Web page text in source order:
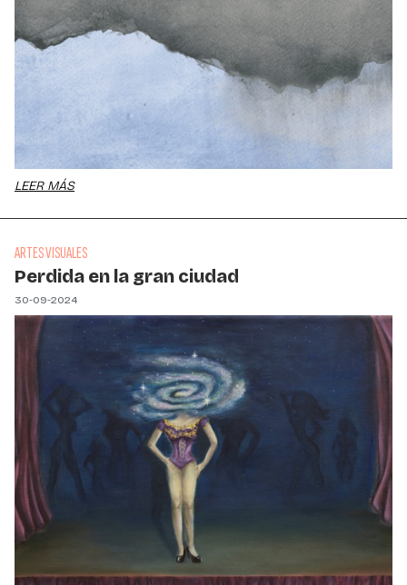
LEER MÁS
ARTES VISUALES
Perdida en la gran ciudad
30-09-2024